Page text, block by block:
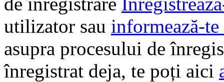
utilizator sau informează-
asupra procesului de
înregistrat deja, te poți aici